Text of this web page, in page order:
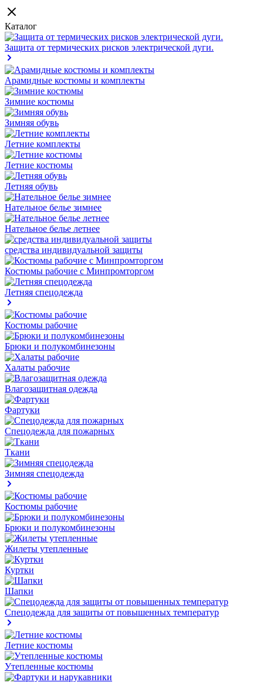
Каталог
Защита от термических рисков электрической дуги.
Арамидные костюмы и комплекты
Зимние костюмы
Зимняя обувь
Летние комплекты
Летние костюмы
Летняя обувь
Нательное белье зимнее
Нательное белье летнее
средства индивидуальной защиты
Костюмы рабочие с Минпромторгом
Летняя спецодежда
Костюмы рабочие
Брюки и полукомбинезоны
Халаты рабочие
Влагозащитная одежда
Фартуки
Спецодежда для пожарных
Ткани
Зимняя спецодежда
Костюмы рабочие
Брюки и полукомбинезоны
Жилеты утепленные
Куртки
Шапки
Спецодежда для защиты от повышенных температур
Летние костюмы
Утепленные костюмы